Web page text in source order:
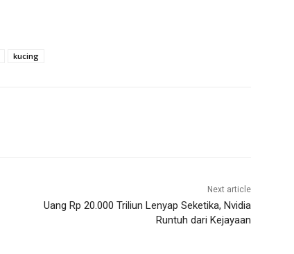
kucing
Next article
Uang Rp 20.000 Triliun Lenyap Seketika, Nvidia
Runtuh dari Kejayaan